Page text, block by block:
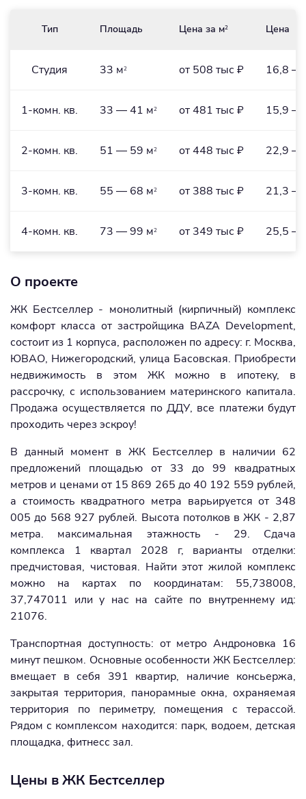
Тип Площадь Цена за м2 Цена
Студия 33 м2 от 508 тыс ₽ 16,8 —
1-комн. кв. 33 — 41 м2 от 481 тыс ₽ 15,9 —
2-комн. кв. 51 — 59 м2 от 448 тыс ₽ 22,9 —
3-комн. кв. 55 — 68 м2 от 388 тыс ₽ 21,3 —
4-комн. кв. 73 — 99 м2 от 349 тыс ₽ 25,5 —
О проекте
ЖК Бестселлер - монолитный (кирпичный) комплекс
комфорт класса от застройщика BAZA Development,
состоит из 1 корпуса, расположен по адресу: г. Москва,
ЮВАО, Нижегородский, улица Басовская. Приобрести
недвижимость в этом ЖК можно в ипотеку, в
рассрочку, с использованием материнского капитала.
Продажа осуществляется по ДДУ, все платежи будут
проходить через эскроу!
В данный момент в ЖК Бестселлер в наличии 62
предложений площадью от 33 до 99 квадратных
метров и ценами от 15 869 265 до 40 192 559 рублей,
а стоимость квадратного метра варьируется от 348
005 до 568 927 рублей. Высота потолков в ЖК - 2,87
метра. максимальная этажность - 29. Сдача
комплекса 1 квартал 2028 г, варианты отделки:
предчистовая, чистовая. Найти этот жилой комплекс
можно на картах по координатам: 55,738008,
37,747011 или у нас на сайте по внутреннему ид:
21076.
Транспортная доступность: от метро Андроновка 16
минут пешком. Основные особенности ЖК Бестселлер:
вмещает в себя 391 квартир, наличие консьержа,
закрытая территория, панорамные окна, охраняемая
территория по периметру, помещения с терассой.
Рядом с комплексом находится: парк, водоем, детская
площадка, фитнесс зал.
Цены в ЖК Бестселлер